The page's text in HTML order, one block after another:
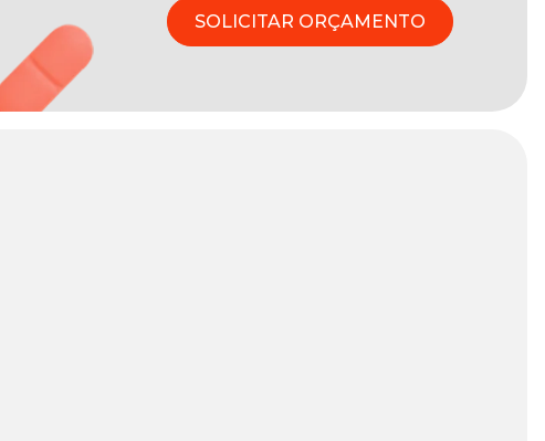
SOLICITAR ORÇAMENTO